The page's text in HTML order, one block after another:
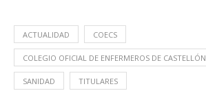
ACTUALIDAD COECS
COLEGIO OFICIAL DE ENFERMEROS DE CASTELLÓN
SANIDAD TITULARES